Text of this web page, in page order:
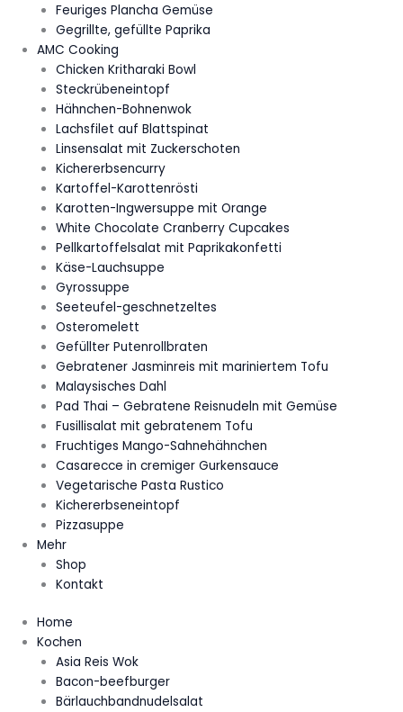
Feuriges Plancha Gemüse
Gegrillte, gefüllte Paprika
AMC Cooking
Chicken Kritharaki Bowl
Steckrübeneintopf
Hähnchen-Bohnenwok
Lachsfilet auf Blattspinat
Linsensalat mit Zuckerschoten
Kichererbsencurry
Kartoffel-Karottenrösti
Karotten-Ingwersuppe mit Orange
White Chocolate Cranberry Cupcakes
Pellkartoffelsalat mit Paprikakonfetti
Käse-Lauchsuppe
Gyrossuppe
Seeteufel-geschnetzeltes
Osteromelett
Gefüllter Putenrollbraten
Gebratener Jasminreis mit mariniertem Tofu
Malaysisches Dahl
Pad Thai – Gebratene Reisnudeln mit Gemüse
Fusillisalat mit gebratenem Tofu
Fruchtiges Mango-Sahnehähnchen
Casarecce in cremiger Gurkensauce
Vegetarische Pasta Rustico
Kichererbseneintopf
Pizzasuppe
Mehr
Shop
Kontakt
Home
Kochen
Asia Reis Wok
Bacon-beefburger
Bärlauchbandnudelsalat